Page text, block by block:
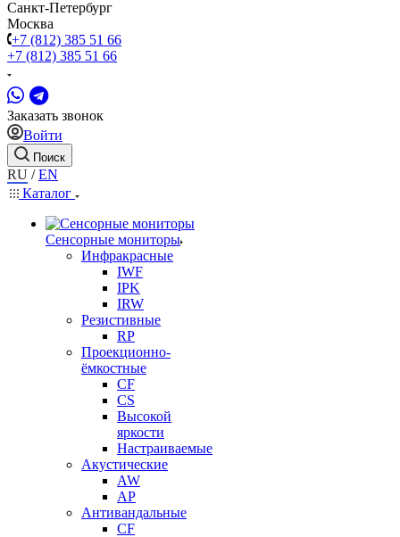
Санкт-Петербург
Москва
+7 (812) 385 51 66
+7 (812) 385 51 66
Заказать звонок
Войти
Поиск
RU /EN
Каталог
Сенсорные мониторы
Инфракрасные
IWF
IPK
IRW
Резистивные
RP
Проекционно-
ёмкостные
CF
CS
Высокой
яркости
Настраиваемые
Акустические
AW
AP
Антивандальные
CF